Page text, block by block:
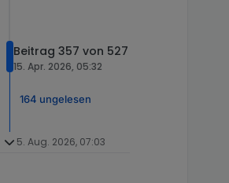
Beitrag 357 von 527
15. Apr. 2026, 05:32
164 ungelesen
5. Aug. 2026, 07:03